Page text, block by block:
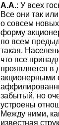
А.А.: У всех
Все они так
о совсем
форму
по всем
такая.
что все
проявляется в
акционерными
забытый, но
устроены
Между ними,
известная